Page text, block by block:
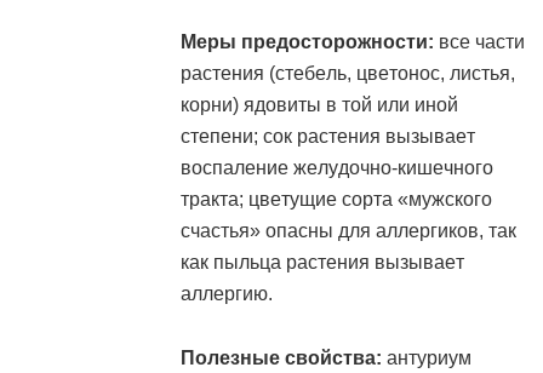
Меры предосторожности: все части
растения (стебель, цветонос, листья,
корни) ядовиты в той или иной
степени; сок растения вызывает
воспаление желудочно-кишечного
тракта; цветущие сорта «мужского
счастья» опасны для аллергиков, так
как пыльца растения вызывает
аллергию.
Полезные свойства: антуриум